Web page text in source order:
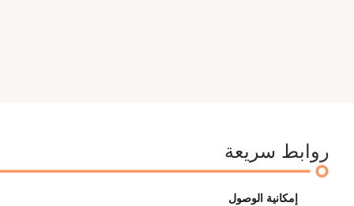
روابط سريعة
إمكانية الوصول